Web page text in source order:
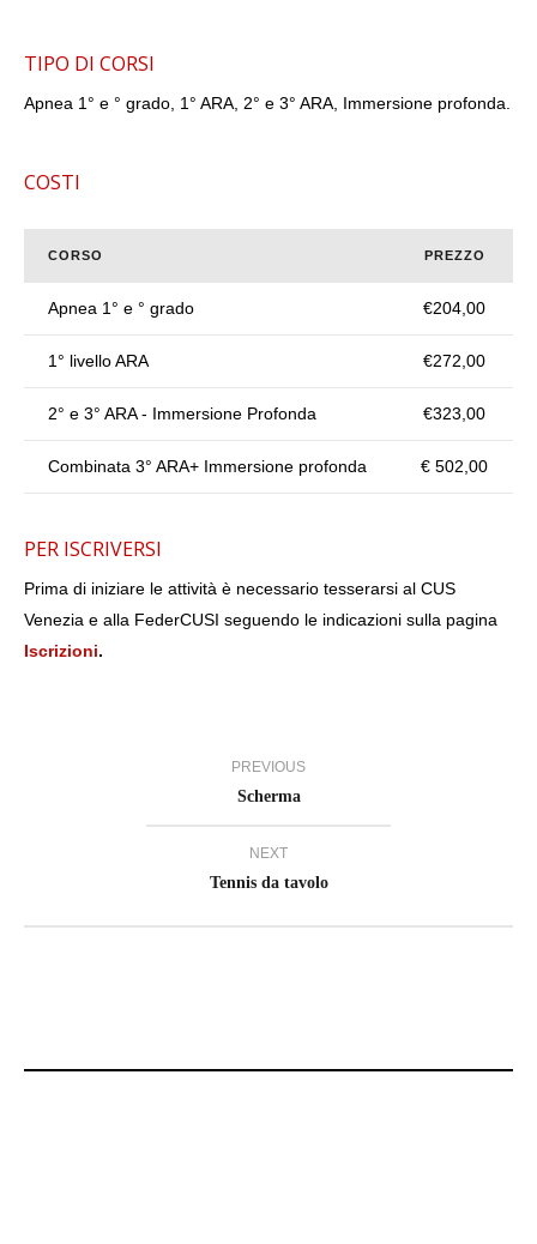
TIPO DI CORSI
Apnea 1° e ° grado, 1° ARA, 2° e 3° ARA, Immersione profonda.
COSTI
CORSO PREZZO
Apnea 1° e ° grado €204,00
1° livello ARA €272,00
2° e 3° ARA - Immersione Profonda €323,00
Combinata 3° ARA+ Immersione profonda € 502,00
PER ISCRIVERSI
Prima di iniziare le attività è necessario tesserarsi al CUS
Venezia e alla FederCUSI seguendo le indicazioni sulla pagina
Iscrizioni.
PREVIOUS
Scherma
NEXT
Tennis da tavolo